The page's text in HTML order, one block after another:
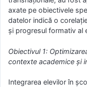
axate pe obiectivele
datelor indică o
și progresul formativ al
Obiectivul 1:
contexte academice și
Integrarea elevilor în